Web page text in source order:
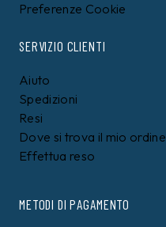
Preferenze Cookie
SERVIZIO CLIENTI
Aiuto
Spedizioni
Resi
Dove si trova il mio ordine
Effettua reso
METODI DI PAGAMENTO